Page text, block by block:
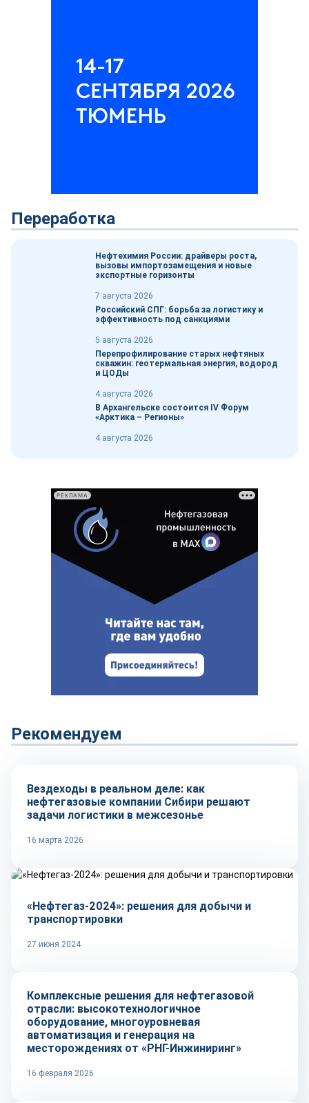
Переработка
Нефтехимия России: драйверы роста,
вызовы импортозамещения и новые
экспортные горизонты
7 августа 2026
Российский СПГ: борьба за логистику и
эффективность под санкциями
5 августа 2026
Перепрофилирование старых нефтяных
скважин: геотермальная энергия, водород
и ЦОДы
4 августа 2026
В Архангельске состоится IV Форум
«Арктика – Регионы»
4 августа 2026
РЕКЛАМА
Рекомендуем
Рынок
Вездеходы в реальном деле: как
нефтегазовые компании Сибири решают
задачи логистики в межсезонье
16 марта 2026
«Нефтегаз-2024»: решения для добычи и
транспортировки
27 июня 2024
Рынок
Комплексные решения для нефтегазовой
отрасли: высокотехнологичное
оборудование, многоуровневая
автоматизация и генерация на
месторождениях от «РНГ-Инжиниринг»
16 февраля 2026
Технологии